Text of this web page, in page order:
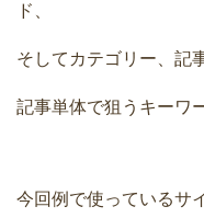
ド、
そしてカテゴリー、記
記事単体で狙うキーワ
今回例で使っているサ